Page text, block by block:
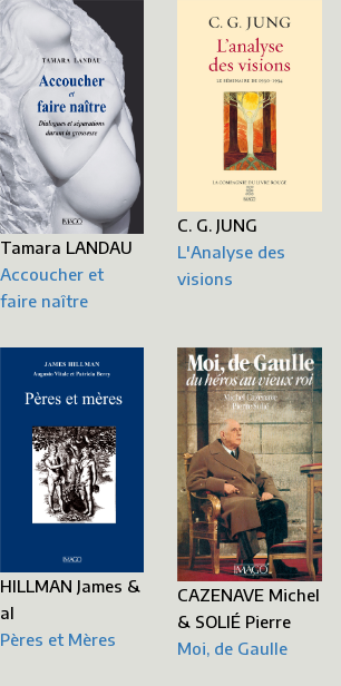
Tamara LANDAU
Accoucher et
faire naître
C. G. JUNG
L'Analyse des
visions
HILLMAN James &
al
Pères et Mères
CAZENAVE Michel
& SOLIÉ Pierre
Moi, de Gaulle